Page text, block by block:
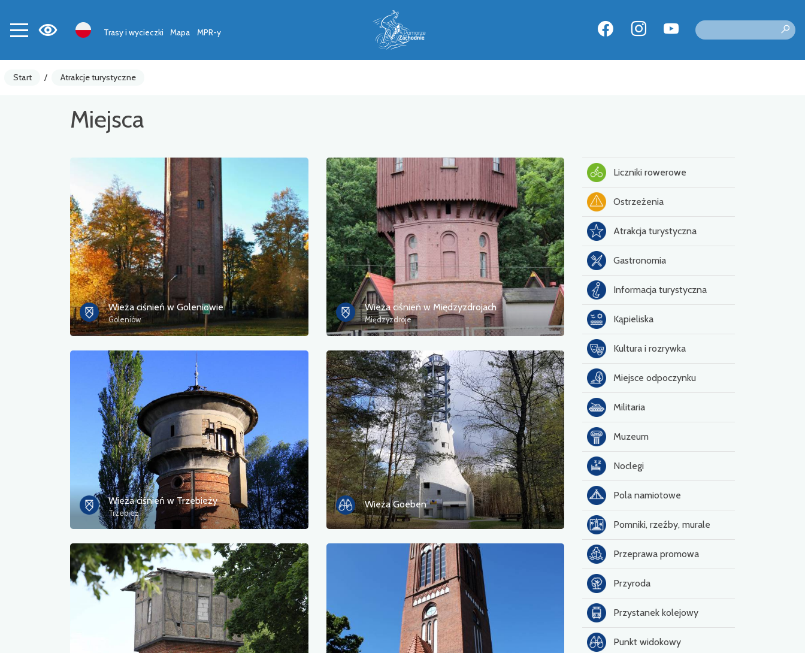
Trasy i wycieczki Mapa MPR-y
Start / Atrakcje turystyczne
Miejsca
Wieża ciśnień w Goleniowie
Goleniów
Wieża ciśnień w Międzyzdrojach
Międzyzdroje
Wieża ciśnień w Trzebieży
Trzebież
Wieża Goeben
Liczniki rowerowe
Ostrzeżenia
Atrakcja turystyczna
Gastronomia
Informacja turystyczna
Kąpieliska
Kultura i rozrywka
Miejsce odpoczynku
Militaria
Muzeum
Noclegi
Pola namiotowe
Pomniki, rzeźby, murale
Przeprawa promowa
Przyroda
Przystanek kolejowy
Punkt widokowy